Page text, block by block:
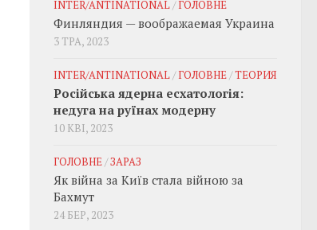
INTER/ANTINATIONAL/ГОЛОВНЕ
Финляндия — воображаемая Украина
3 ТРА, 2023
INTER/ANTINATIONAL/ГОЛОВНЕ/ТЕОРИЯ
Російська ядерна есхатологія:
недуга на руїнах модерну
10 КВІ, 2023
ГОЛОВНЕ/ЗАРАЗ
Як війна за Київ стала війною за
Бахмут
24 БЕР, 2023